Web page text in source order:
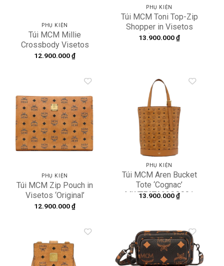
PHỤ KIỆN
Túi MCM Millie
Crossbody Visetos
‘Cognac’
12.900.000₫
PHỤ KIỆN
Túi MCM Toni Top-Zip
Shopper in Visetos
‘Beige’
13.900.000₫
Add to
wishlist
PHỤ KIỆN
Túi MCM Zip Pouch in
Visetos ‘Original’
MXZ8SVI70CO001
12.900.000₫
wishlist
PHỤ KIỆN
Túi MCM Aren Bucket
Tote ‘Cognac’
MWTEATA02CO001
13.900.000₫
wishlist
Add to
wishlist